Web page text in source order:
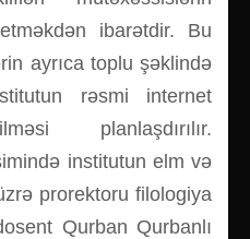
ibarətdir. Bu
ayrıca toplu şəklində
rəsmi internet
planlaşdırılır.
institutun elm və
prorektoru filologiya
Qurban Qurbanlı